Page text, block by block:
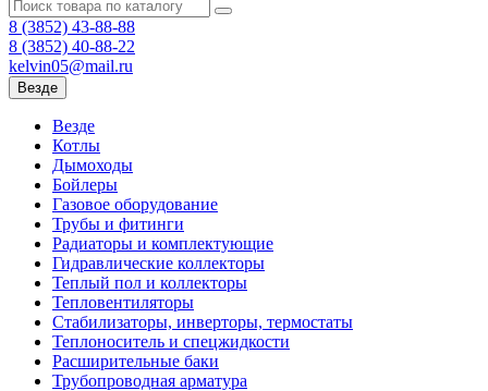
8 (3852) 43-88-88
8 (3852) 40-88-22
kelvin05@mail.ru
Везде
Везде
Котлы
Дымоходы
Бойлеры
Газовое оборудование
Трубы и фитинги
Радиаторы и комплектующие
Гидравлические коллекторы
Теплый пол и коллекторы
Тепловентиляторы
Стабилизаторы, инверторы, термостаты
Теплоноситель и спецжидкости
Расширительные баки
Трубопроводная арматура